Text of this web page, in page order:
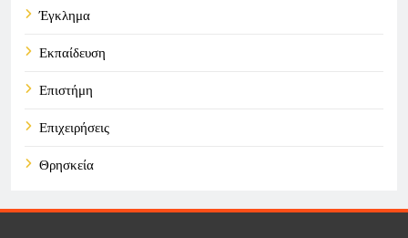
Έγκλημα
Εκπαίδευση
Επιστήμη
Επιχειρήσεις
Θρησκεία